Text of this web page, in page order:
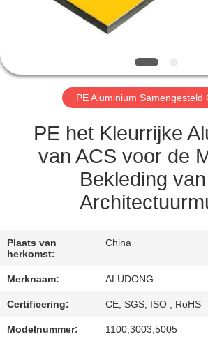
MET
ONS
NIEUWS
GEVALLEN
VRAAG
EEN
OFFERTE
SITEMAP
PE Aluminium Samengesteld
PE het Kleurrijke
van ACS voor de
Bekleding
Plaats van
herkomst:
China
Merknaam: ALUDONG
Certificering: CE, SGS, ISO , RoHS
Modelnummer: 1100,3003,5005